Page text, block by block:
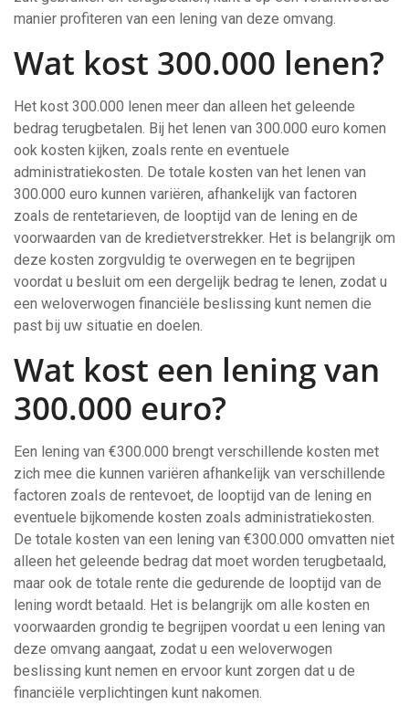
manier profiteren van een lening van deze omvang.
Wat kost 300.000 lenen?
Het kost 300.000 lenen meer dan alleen het geleende
bedrag terugbetalen. Bij het lenen van 300.000 euro komen
ook kosten kijken, zoals rente en eventuele
administratiekosten. De totale kosten van het lenen van
300.000 euro kunnen variëren, afhankelijk van factoren
zoals de rentetarieven, de looptijd van de lening en de
voorwaarden van de kredietverstrekker. Het is belangrijk om
deze kosten zorgvuldig te overwegen en te begrijpen
voordat u besluit om een dergelijk bedrag te lenen, zodat u
een weloverwogen financiële beslissing kunt nemen die
past bij uw situatie en doelen.
Wat kost een lening van
300.000 euro?
Een lening van €300.000 brengt verschillende kosten met
zich mee die kunnen variëren afhankelijk van verschillende
factoren zoals de rentevoet, de looptijd van de lening en
eventuele bijkomende kosten zoals administratiekosten.
De totale kosten van een lening van €300.000 omvatten niet
alleen het geleende bedrag dat moet worden terugbetaald,
maar ook de totale rente die gedurende de looptijd van de
lening wordt betaald. Het is belangrijk om alle kosten en
voorwaarden grondig te begrijpen voordat u een lening van
deze omvang aangaat, zodat u een weloverwogen
beslissing kunt nemen en ervoor kunt zorgen dat u de
financiële verplichtingen kunt nakomen.